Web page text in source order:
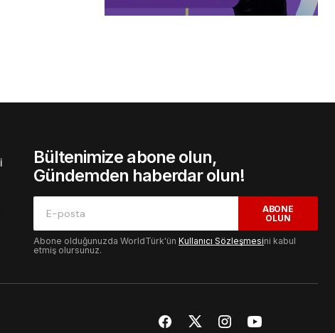
Bültenimize abone olun,
Gündemden haberdar olun!
ABONE
OLUN
Abone olduğunuzda WorldTürk'ün Kullanıcı Sözleşmesini kabul
etmiş olursunuz.